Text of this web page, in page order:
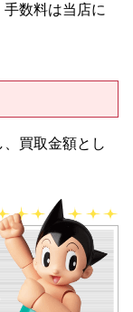
数料は当店に
買取金額とし